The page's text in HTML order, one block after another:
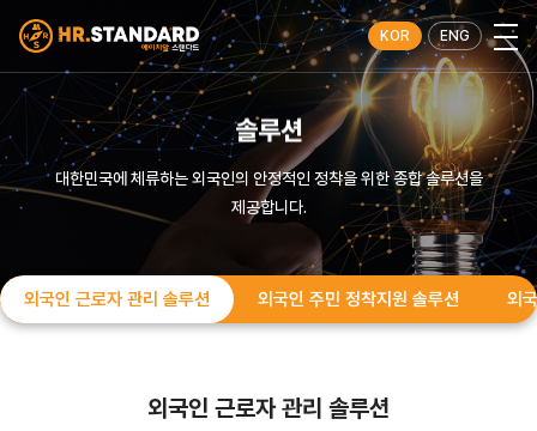
KOR ENG
솔루션
대한민국에 체류하는 외국인의 안정적인 정착을 위한 종합 솔루션을
제공합니다.
외국인 근로자 관리 솔루션 외국인 주민 정착지원 솔루션 외
외국인 근로자 관리 솔루션